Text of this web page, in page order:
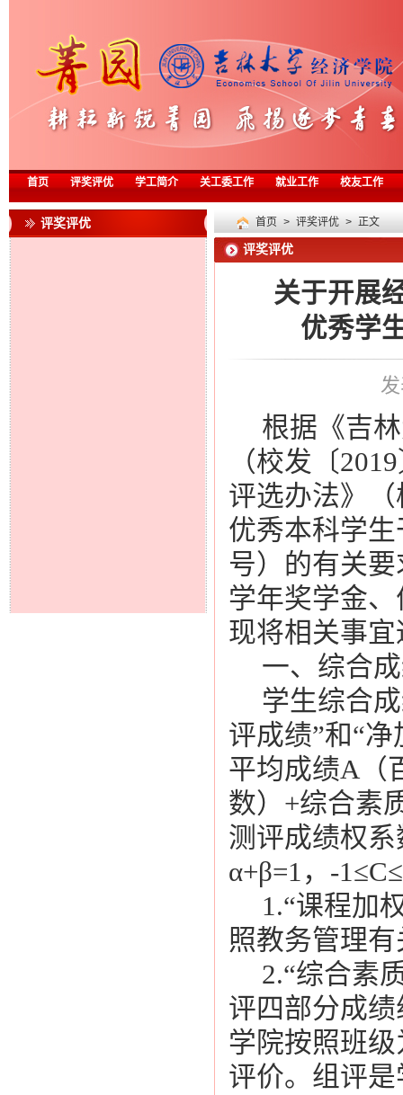
首页 评奖评优 学工简介 关工委工作 就业工作 校友工作
评奖评优 首页 > 评奖评优 > 正文
评奖评优
关于开展
优秀学
根据《吉
（校发〔
评选办法》
优秀本科学
号）的有关
学年奖学金
现将相关事
一、综合
学生综合
评成绩”和“
平均成绩A（
数）+综合素
测评成绩权
α+β=1，-
1.“课程加
照教务管理
2.“综合素
评四部分成
学院按照班
评价。组评